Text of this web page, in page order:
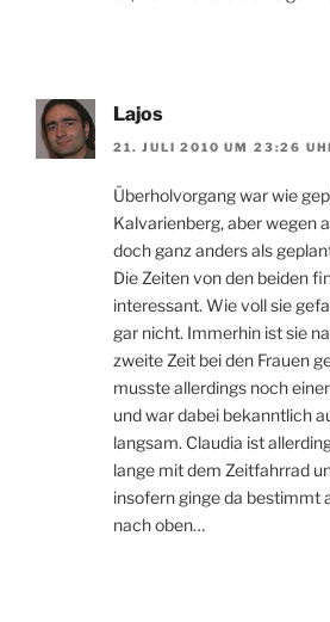
Lajos
21. JULI 2010 UM 23:26
Überholvorgang war wie
Kalvarienberg, aber wegen
doch ganz anders als
Die Zeiten von den beiden
interessant. Wie voll sie
gar nicht. Immerhin ist sie
zweite Zeit bei den Frauen
musste allerdings noch
und war dabei bekanntlich
langsam. Claudia ist
lange mit dem Zeitfahrrad
insofern ginge da bestimmt
nach oben…